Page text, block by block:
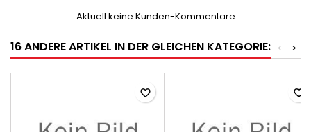
Aktuell keine Kunden-Kommentare
16 ANDERE ARTIKEL IN DER GLEICHEN KATEGORIE: >
<
favorite_border favorite_border